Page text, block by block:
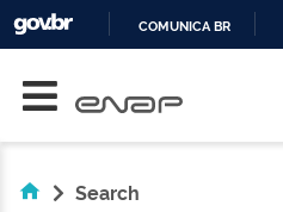
COMUNICA BR
Search